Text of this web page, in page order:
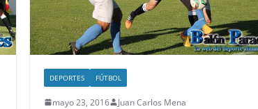
DEPORTES FÚTBOL
mayo 23, 2016 Juan Carlos Mena